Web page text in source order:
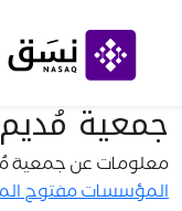
جمعية
معلومات عن جمعية
المؤسسات مفتوح